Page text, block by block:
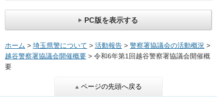
PC版を表示する
ホーム > 埼玉県警について > 活動報告 > 警察署協議会の活動概況 >
越谷警察署協議会開催概要 > 令和6年第1回越谷警察署協議会開催概
要
ページの先頭へ戻る